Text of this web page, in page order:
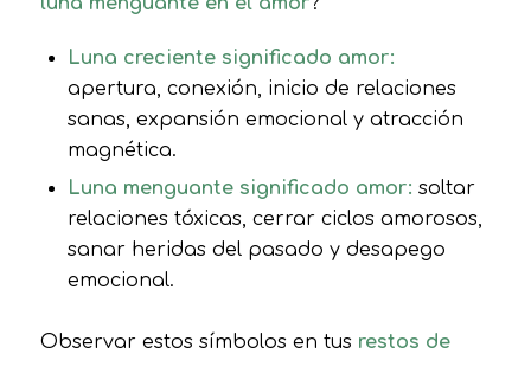
Luna creciente significado amor:
apertura, conexión, inicio de relaciones
sanas, expansión emocional y atracción
magnética.
Luna menguante significado amor: soltar
relaciones tóxicas, cerrar ciclos amorosos,
sanar heridas del pasado y desapego
emocional.
Observar estos símbolos en tus restos de